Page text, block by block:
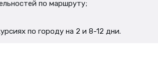
по маршруту;
по городу на 2 и 8-12 дни.